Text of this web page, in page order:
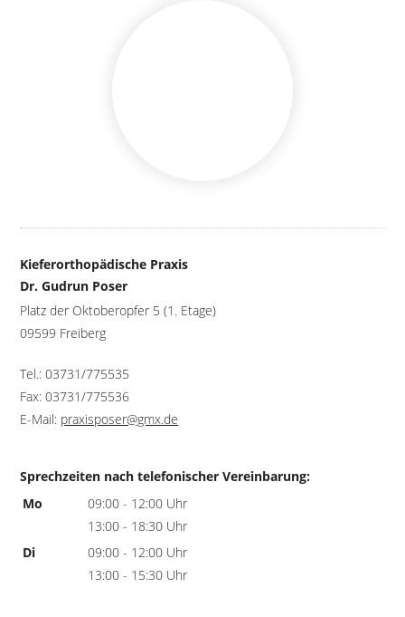
Kieferorthopädische Praxis
Dr. Gudrun Poser
Platz der Oktoberopfer 5 (1. Etage)
09599 Freiberg
Tel.: 03731/775535
Fax: 03731/775536
E-Mail: praxisposer@gmx.de
Sprechzeiten nach telefonischer Vereinbarung:
Mo
09:00 - 12:00 Uhr
13:00 - 18:30 Uhr
Di
09:00 - 12:00 Uhr
13:00 - 15:30 Uhr